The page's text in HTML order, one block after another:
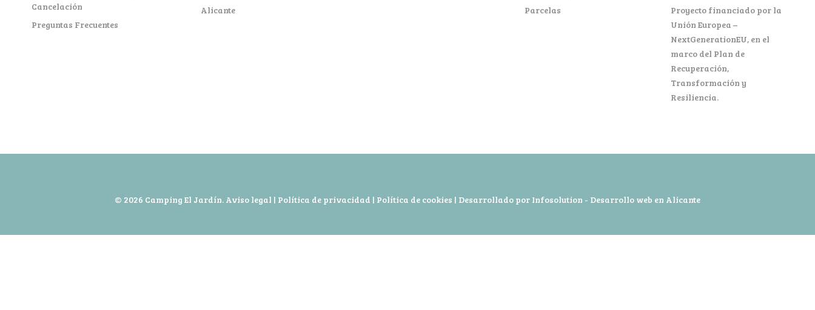
Cancelación
Preguntas Frecuentes
Alicante
Parcelas
Proyecto financiado por la
Unión Europea –
NextGenerationEU, en el
marco del Plan de
Recuperación,
Transformación y
Resiliencia.
© 2026 Camping El Jardín. Aviso legal | Política de privacidad | Política de cookies | Desarrollado por Infosolution - Desarrollo web en Alicante